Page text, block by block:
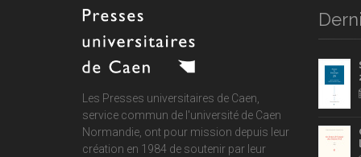
Les Presses universitaires de Caen,
service commun de l'université de Caen
Normandie, ont pour mission depuis leur
création en 1984 de soutenir par leur